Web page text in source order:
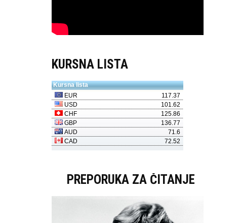
KURSNA LISTA
PREPORUKA ZA ČITANJE